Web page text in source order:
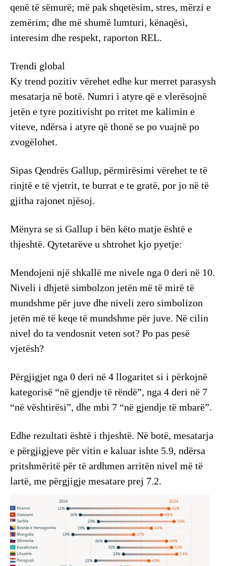
qenë të sëmurë; më pak shqetësim, stres, mërzi e
zemërim; dhe më shumë lumturi, kënaqësi,
interesim dhe respekt, raporton REL.
Trendi global
Ky trend pozitiv vërehet edhe kur merret parasysh
mesatarja në botë. Numri i atyre që e vlerësojnë
jetën e tyre pozitivisht po rritet me kalimin e
viteve, ndërsa i atyre që thonë se po vuajnë po
zvogëlohet.
Sipas Qendrës Gallup, përmirësimi vërehet te të
rinjtë e të vjetrit, te burrat e te gratë, por jo në të
gjitha rajonet njësoj.
Mënyra se si Gallup i bën këto matje është e
thjeshtë. Qytetarëve u shtrohet kjo pyetje:
Mendojeni një shkallë me nivele nga 0 deri në 10.
Niveli i dhjetë simbolzon jetën më të mirë të
mundshme për juve dhe niveli zero simbolizon
jetën më të keqe të mundshme për juve. Në cilin
nivel do ta vendosnit veten sot? Po pas pesë
vjetësh?
Përgjigjet nga 0 deri në 4 llogaritet si i përkojnë
kategorisë “në gjendje të rëndë”, nga 4 deri në 7
“në vështirësi”, dhe mbi 7 “në gjendje të mbarë”.
Edhe rezultati është i thjeshtë. Në botë, mesatarja
e përgjigjeve për vitin e kaluar ishte 5.9, ndërsa
pritshmëritë për të ardhmen arritën nivel më të
lartë, me përgjigje mesatare prej 7.2.